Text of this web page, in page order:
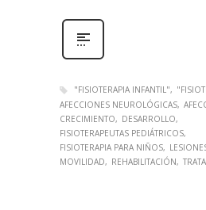
"FISIOTERAPIA INFANTIL"
AFECCIONES NEUROLÓGICAS
CRECIMIENTO
DESARROLLO
FISIOTERAPEUTAS PEDIÁTRICOS
FISIOTERAPIA PARA NIÑOS
MOVILIDAD
REHABILITACIÓN